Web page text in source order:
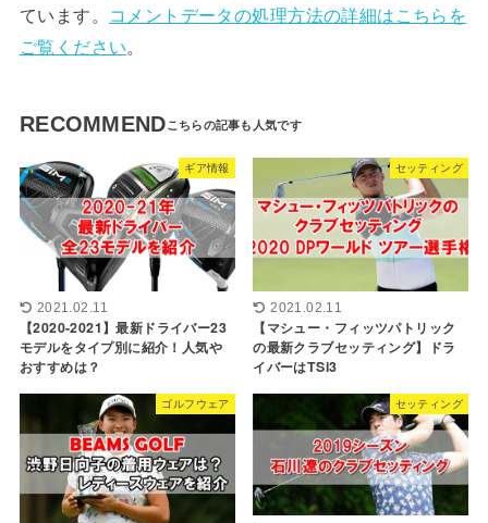
ています。 コメントデータの処理方法の詳細はこちらを
ご覧ください。
RECOMMEND
ギア情報
2021.02.11
【2020-2021】最新ドライバー23
モデルをタイプ別に紹介！人気や
おすすめは？
セッティング
2021.02.11
【マシュー・フィッツパトリック
の最新クラブセッティング】ドラ
イバーはTSi3
ゴルフウェア セッティング